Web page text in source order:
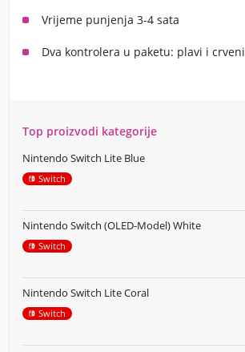
Vrijeme punjenja 3-4 sata
Dva kontrolera u paketu: plavi i crveni
Top proizvodi kategorije
Nintendo Switch Lite Blue
Switch
Nintendo Switch (OLED-Model) White
Switch
Nintendo Switch Lite Coral
Switch